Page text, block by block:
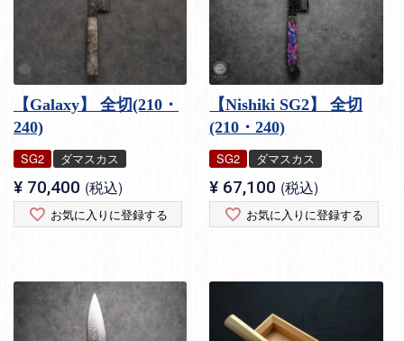
【Galaxy】 全切(210・
240)
SG2 ダマスカス
¥ 70,400 税込
お気に入りに登録する
【Nishiki SG2】 全切
(210・240)
SG2 ダマスカス
¥ 67,100 税込
お気に入りに登録する